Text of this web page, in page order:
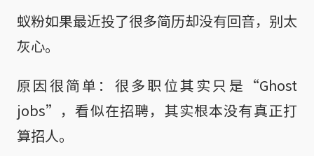
蚁粉如果最近投了很多简历却没有回音，别太
灰心。
原因很简单：很多职位其实只是“Ghost
jobs”，看似在招聘，其实根本没有真正打
算招人。